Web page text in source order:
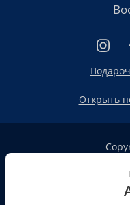
Открыть
Сайт не